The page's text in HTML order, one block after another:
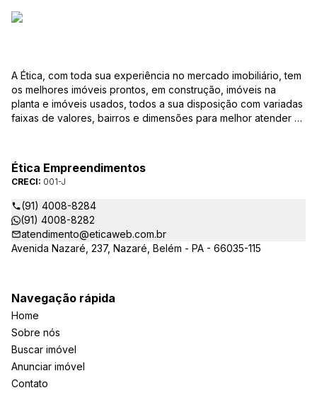
A Ética, com toda sua experiência no mercado imobiliário, tem
os melhores imóveis prontos, em construção, imóveis na
planta e imóveis usados, todos a sua disposição com variadas
faixas de valores, bairros e dimensões para melhor atender as
sempre prontos para responder-lhe todas as suas dúvidas
sobre casas, apartamentos, terrenos, salas comerciais e
outros produtos imobiliários.
Ética Empreendimentos
CRECI: 001-J
(91) 4008-8284
(91) 4008-8282
atendimento@eticaweb.com.br
Avenida Nazaré, 237, Nazaré, Belém - PA - 66035-115
Navegação rápida
Home
Sobre nós
Buscar imóvel
Anunciar imóvel
Contato